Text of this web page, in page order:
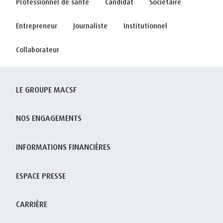
Entrepreneur Journaliste Institutionnel
Collaborateur
LE GROUPE MACSF
NOS ENGAGEMENTS
INFORMATIONS FINANCIÈRES
ESPACE PRESSE
CARRIÈRE